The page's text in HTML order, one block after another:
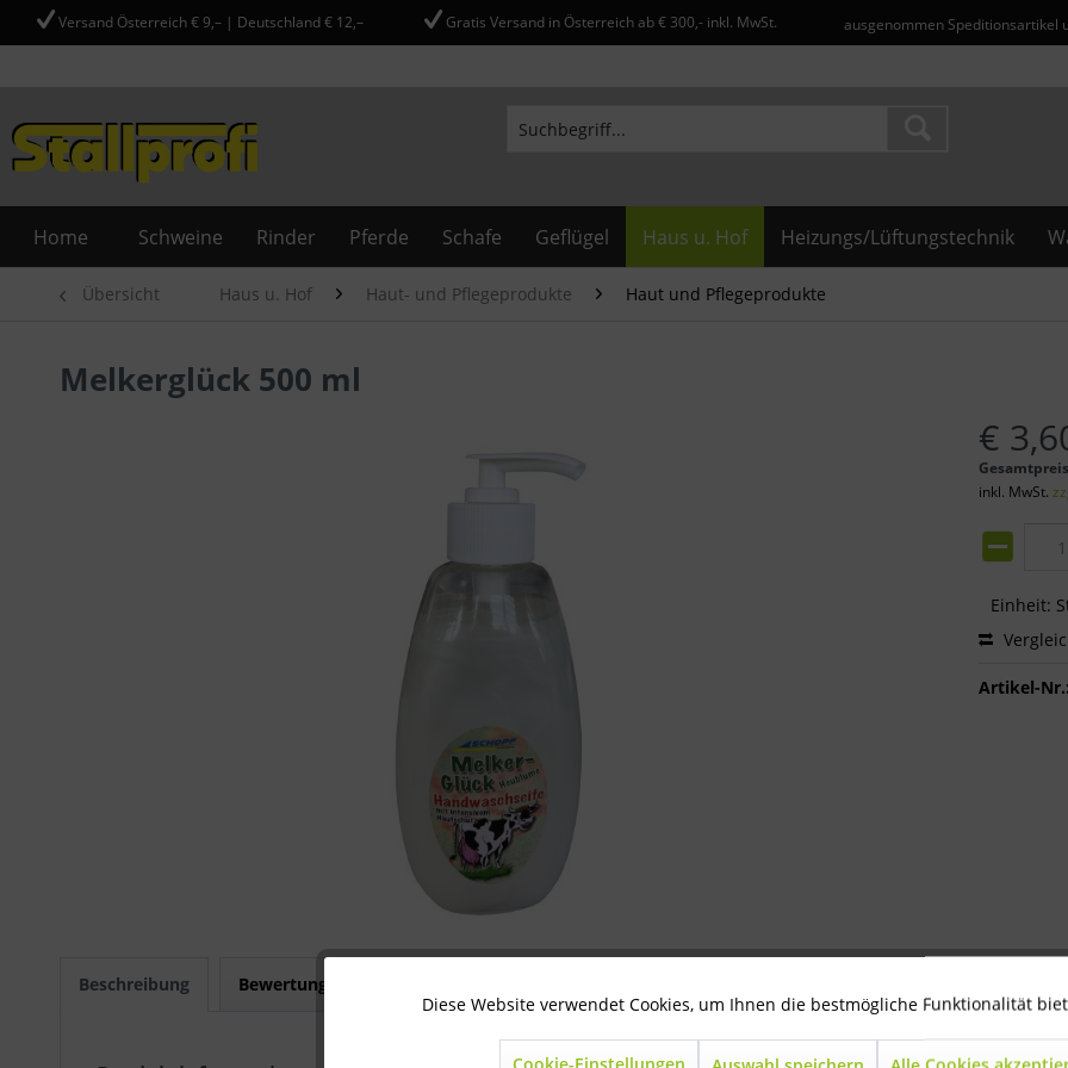
Versand Österreich € 9,– | Deutschland € 12,– Gratis Versand in Österreich ab € 300,- inkl. MwSt. ausgenommen Speditionsartikel
Home Schweine Rinder Pferde Schafe Geflügel Haus u. Hof Heizungs/Lüftungstechnik
Übersicht Haus u. Hof Haut- und Pflegeprodukte Haut und Pflegeprodukte
Melkerglück 500 ml
€
inkl. MwSt.
Einheit:
Artikel-Nr.:
Beschreibung Bewertungen
Technisch notwendig
Diese Website verwendet Cookies, um Ihnen die bestmögliche Funktionalität
Cookie-Einstellungen